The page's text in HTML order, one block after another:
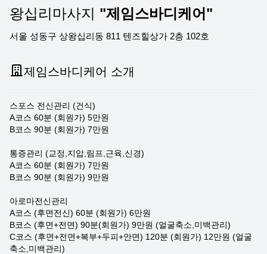
왕십리마사지 "제임스바디케어"
서울 성동구 상왕십리동 811 텐즈힐상가 2층 102호
제임스바디케어 소개
스포스 전신관리 (건식)
A코스 60분 (회원가) 5만원
B코스 90분 (회원가) 7만원
통증관리 (교정,지압,림프,근육,신경)
A코스 60분 (회원가) 7만원
B코스 90분 (회원가) 9만원
아로마전신관리
A코스 (후면전신) 60분 (회원가) 6만원
B코스 (후면+전면) 90분(회원가) 9만원 (얼굴축소,미백관리)
C코스 (후면+전면+복부+두피+안면) 120분 (회원가) 12만원 (얼굴
축소,미백관리)